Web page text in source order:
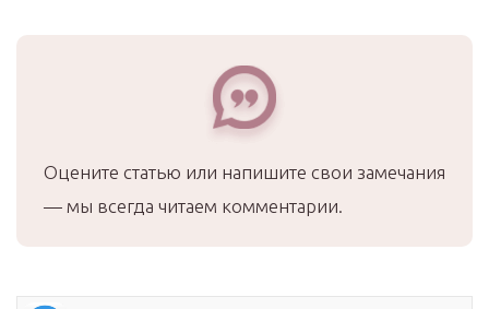
Оцените статью или напишите свои замечания
— мы всегда читаем комментарии.